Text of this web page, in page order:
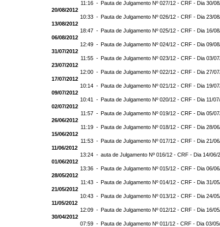
11:16 - Pauta de Julgamento Nº 027/12 - CRF - Dia 30/
20/08/2012
10:33 - Pauta de Julgamento Nº 026/12 - CRF - Dia 23/
13/08/2012
18:47 - Pauta de Julgamento Nº 025/12 - CRF - Dia 16/
06/08/2012
12:49 - Pauta de Julgamento Nº 024/12 - CRF - Dia 09/
31/07/2012
11:55 - Pauta de Julgamento Nº 023/12 - CRF - Dia 03/
23/07/2012
12:00 - Pauta de Julgamento Nº 022/12 - CRF - Dia 27/
17/07/2012
10:14 - Pauta de Julgamento Nº 021/12 - CRF - Dia 19/
09/07/2012
10:41 - Pauta de Julgamento Nº 020/12 - CRF - Dia 11/
02/07/2012
11:57 - Pauta de Julgamento Nº 019/12 - CRF - Dia 05/
26/06/2012
11:19 - Pauta de Julgamento Nº 018/12 - CRF - Dia 28/
15/06/2012
11:53 - Pauta de Julgamento Nº 017/12 - CRF - Dia 21/
11/06/2012
13:24 - auta de Julgamento Nº 016/12 - CRF - Dia 14/06/
01/06/2012
13:36 - Pauta de Julgamento Nº 015/12 - CRF - Dia 06/
28/05/2012
11:43 - Pauta de Julgamento Nº 014/12 - CRF - Dia 31/
21/05/2012
10:43 - Pauta de Julgamento Nº 013/12 - CRF - Dia 24/
11/05/2012
12:09 - Pauta de Julgamento Nº 012/12 - CRF - Dia 16/
30/04/2012
07:59 - Pauta de Julgamento Nº 011/12 - CRF - Dia 03/